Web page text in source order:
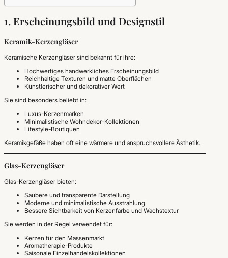
1. Erscheinungsbild und Designstil
Keramik-Kerzengläser
Keramische Kerzengläser sind bekannt für ihre:
Hochwertiges handwerkliches Erscheinungsbild
Reichhaltige Texturen und matte Oberflächen
Künstlerischer und dekorativer Wert
Sie sind besonders beliebt in:
Luxus-Kerzenmarken
Minimalistische Wohndekor-Kollektionen
Lifestyle-Boutiquen
Keramikgefäße haben oft eine wärmere und anspruchsvollere Ästhetik.
Glas-Kerzengläser
Glas-Kerzengläser bieten:
Saubere und transparente Darstellung
Moderne und minimalistische Ausstrahlung
Bessere Sichtbarkeit von Kerzenfarbe und Wachstextur
Sie werden in der Regel verwendet für:
Kerzen für den Massenmarkt
Aromatherapie-Produkte
Saisonale Einzelhandelskollektionen